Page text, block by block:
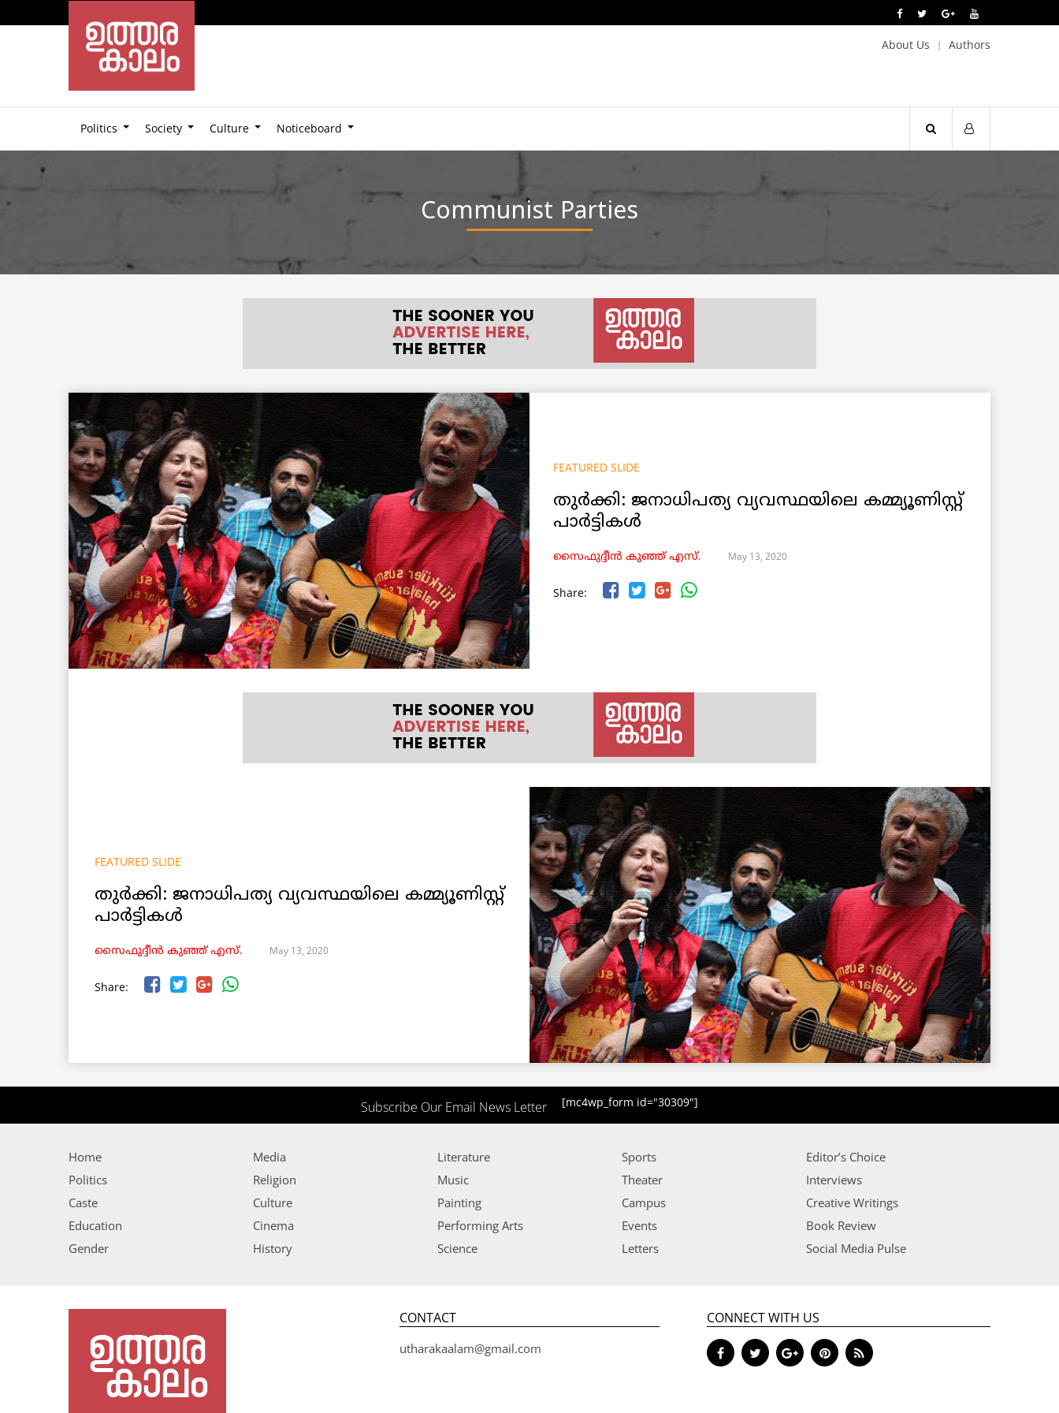
About Us Authors
Politics Society Culture Noticeboard
Communist Parties
FEATURED SLIDE
തുർക്കി: ജനാധിപത്യ വ്യവസ്ഥയിലെ കമ്മ്യൂണിസ്റ്റ്
പാർട്ടികൾ
സൈഫുദ്ദീൻ കുഞ്ഞ് എസ്. May 13, 2020
Share:
FEATURED SLIDE
തുർക്കി: ജനാധിപത്യ വ്യവസ്ഥയിലെ കമ്മ്യൂണിസ്റ്റ്
പാർട്ടികൾ
സൈഫുദ്ദീൻ കുഞ്ഞ് എസ്. May 13, 2020
Share:
Subscribe Our Email News Letter [mc4wp_form id="30309"]
Home
Politics
Caste
Education
Gender
Media
Religion
Culture
Cinema
History
Literature
Music
Painting
Performing Arts
Science
Sports
Theater
Campus
Events
Letters
Editor’s Choice
Interviews
Creative Writings
Book Review
Social Media Pulse
CONTACT
utharakaalam@gmail.com
CONNECT WITH US